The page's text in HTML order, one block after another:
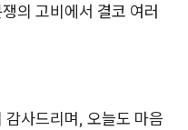
의 고비에서 결코 여러
사드리며, 오늘도 마음